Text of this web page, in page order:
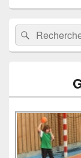
Recherche :